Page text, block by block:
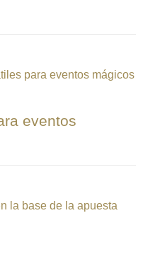
eventos